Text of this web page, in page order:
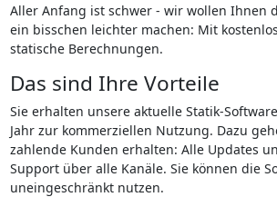
Aller Anfang ist schwer - wir wollen Ihnen
ein bisschen leichter machen: Mit
statische Berechnungen.
Das sind Ihre Vorteile
Sie erhalten unsere aktuelle Statik-
Jahr zur kommerziellen Nutzung. Dazu
zahlende Kunden erhalten: Alle Updates
Support über alle Kanäle. Sie können die
uneingeschränkt nutzen.